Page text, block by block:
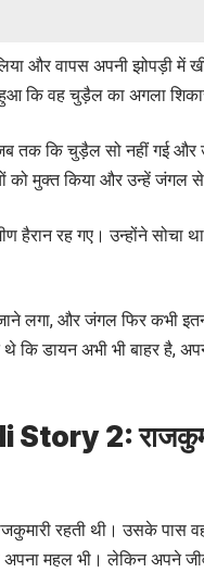
और वापस अपनी झोपड़ी में
कि वह चुड़ैल का अगला
तक कि चुड़ैल सो नहीं गई और
मुक्त किया और उन्हें जंगल से
हैरान रह गए। उन्होंने सोचा
लगा, और जंगल फिर कभी
कि डायन अभी भी बाहर है,
Story 2:
रहती थी। उसके पास
महल भी। लेकिन अपने